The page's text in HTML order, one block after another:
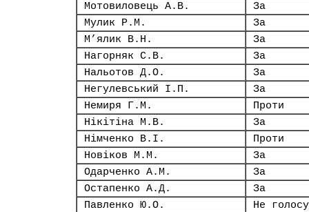
Мотовиловець А.В.
За
Мулик Р.М.
За
М’ялик В.Н.
За
Нагорняк С.В.
За
Нальотов Д.О.
За
Негулевський І.П.
За
Немиря Г.М.
Проти
Нікітіна М.В.
За
Німченко В.І.
Проти
Новіков М.М.
За
Одарченко А.М.
За
Остапенко А.Д.
За
Павленко Ю.О.
Не